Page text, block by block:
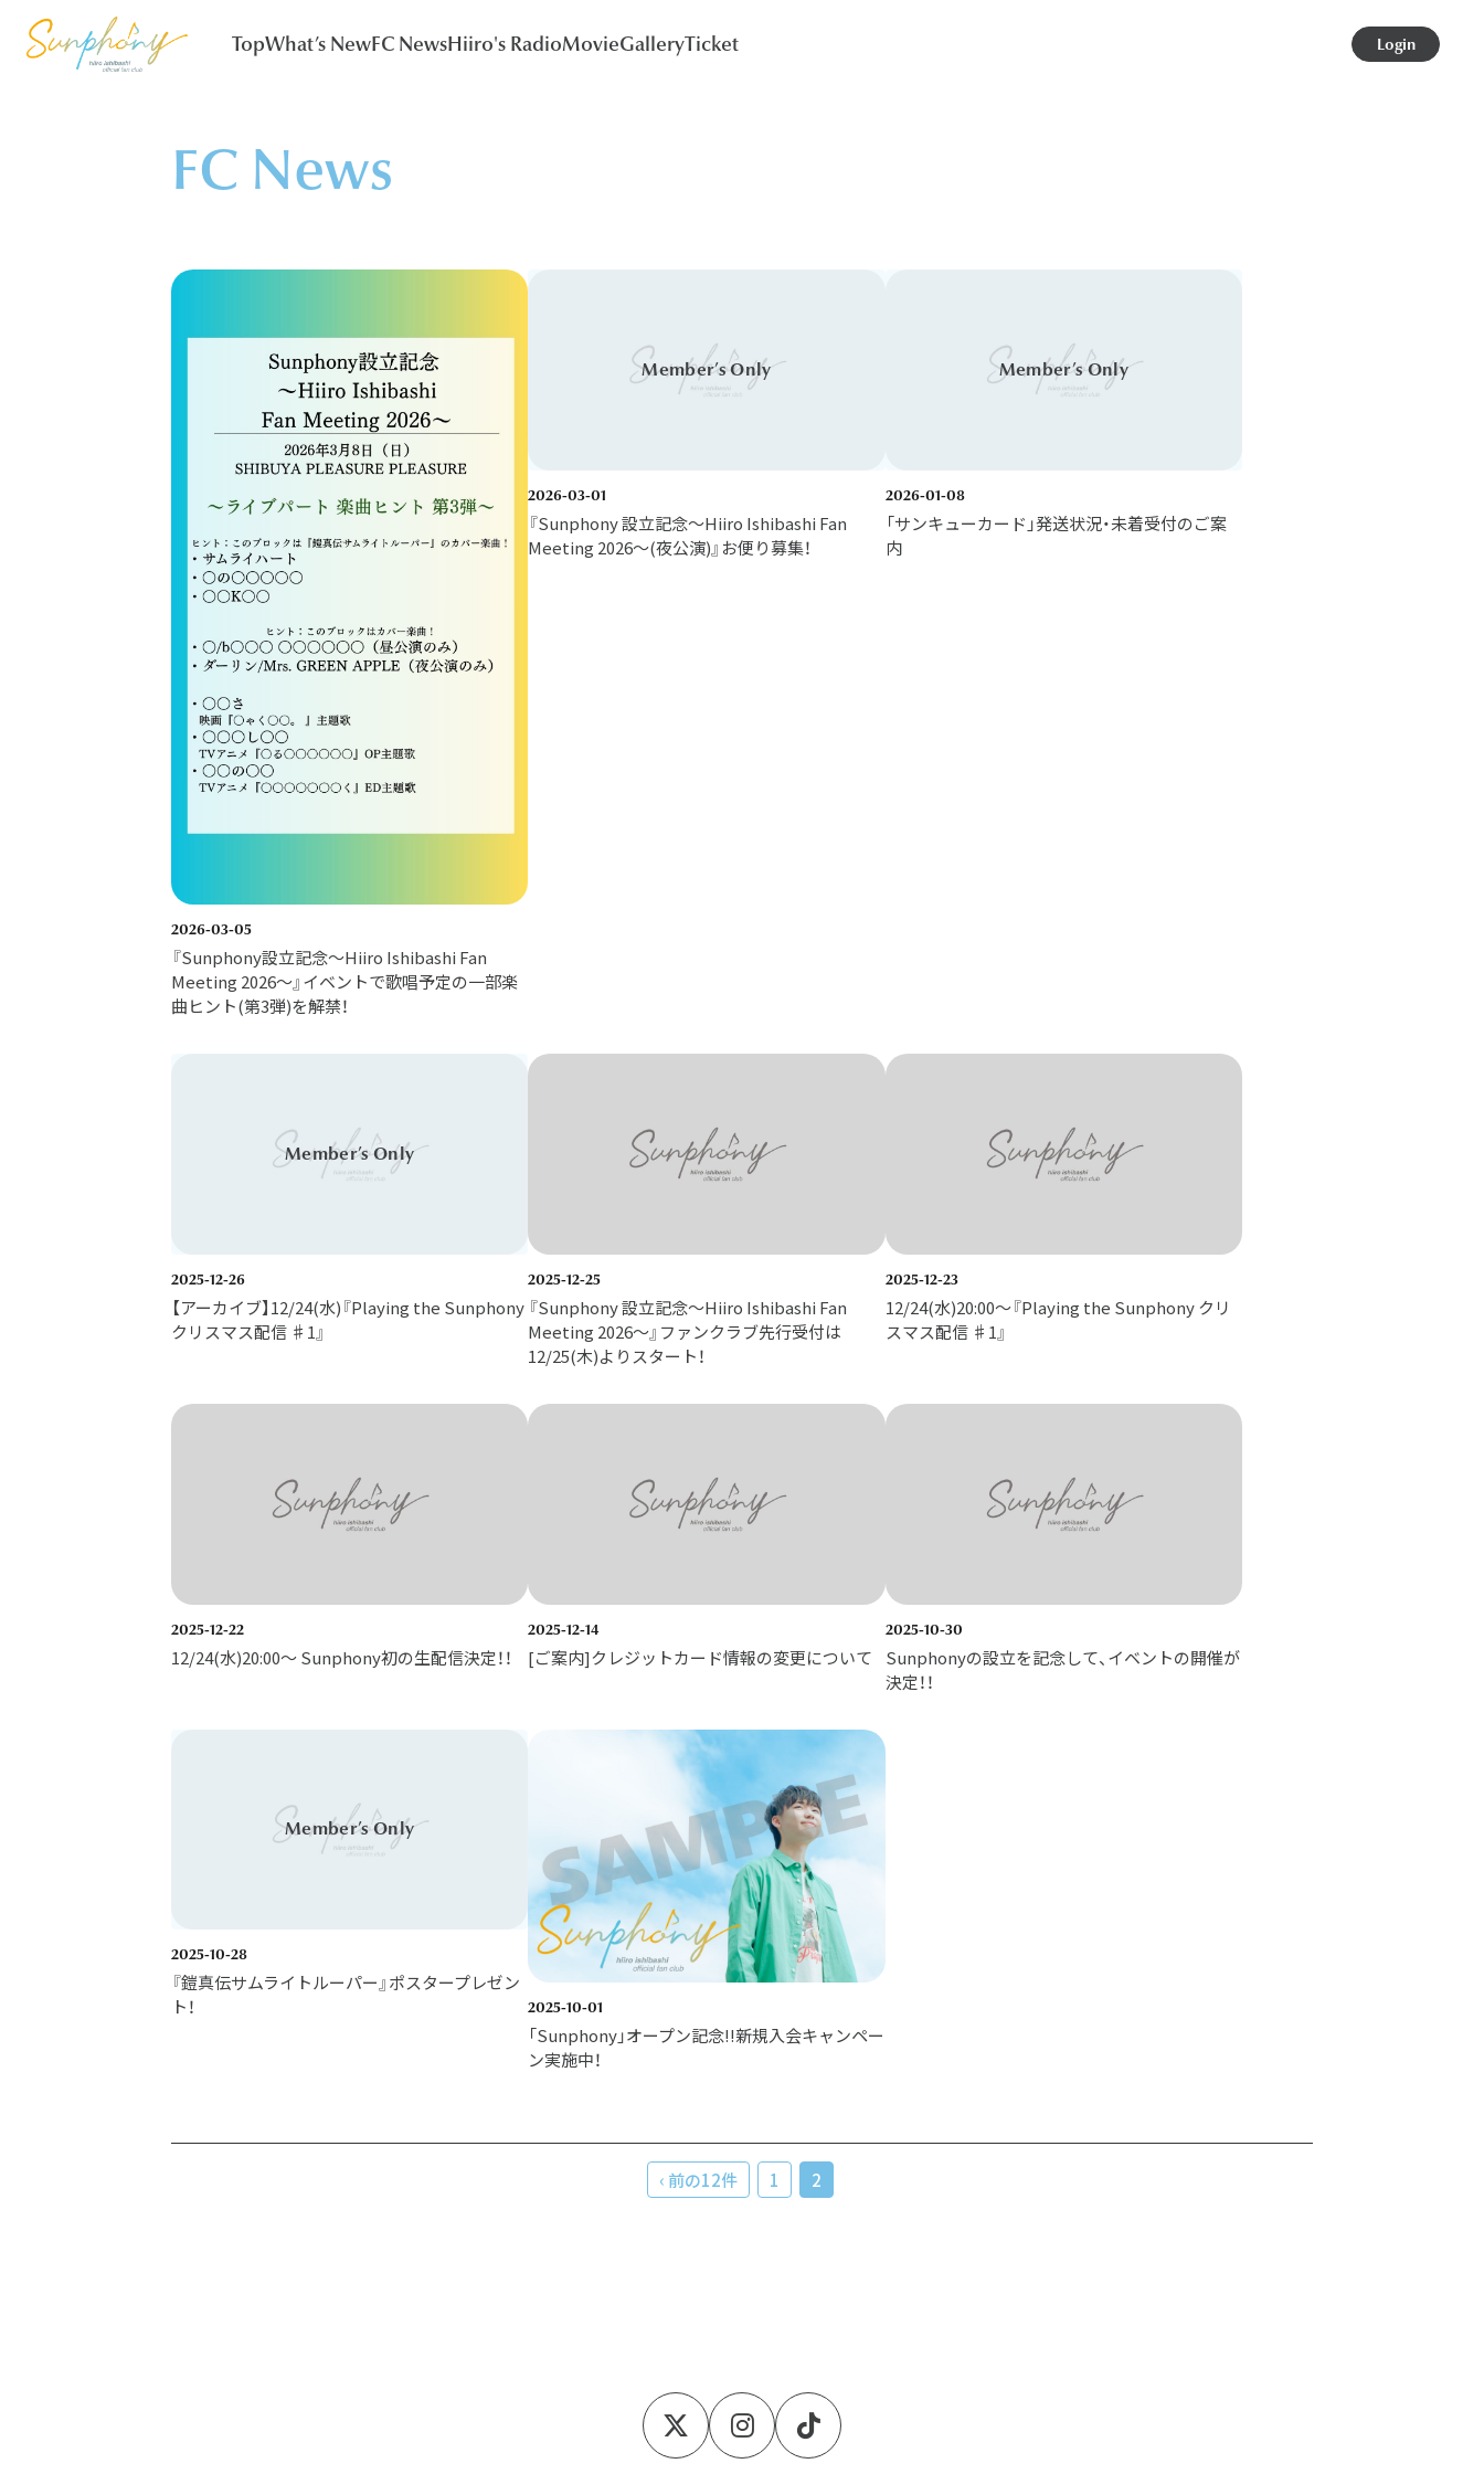
Login
TopWhat’s NewFC NewsHiiro's RadioMovieGalleryTicket
FC News
2026-03-05
『Sunphony設立記念～Hiiro Ishibashi Fan
Meeting 2026～』イベントで歌唱予定の一部楽
曲ヒント(第3弾)を解禁！
2026-03-01
『Sunphony 設立記念〜Hiiro Ishibashi Fan
Meeting 2026〜(夜公演)』お便り募集！
2026-01-08
「サンキューカード」発送状況・未着受付のご案
内
2025-12-26
【アーカイブ】12/24(水)『Playing the Sunphony
クリスマス配信 ♯1』
2025-12-25
『Sunphony 設立記念〜Hiiro Ishibashi Fan
Meeting 2026〜』ファンクラブ先行受付は
12/25(木)よりスタート！
2025-12-23
12/24(水)20:00～『Playing the Sunphony クリ
スマス配信 ♯1』
2025-12-22
12/24(水)20:00～ Sunphony初の生配信決定！！
2025-12-14
[ご案内]クレジットカード情報の変更について
2025-10-30
Sunphonyの設立を記念して、イベントの開催が
決定！！
2025-10-28
『鎧真伝サムライトルーパー』ポスタープレゼン
ト！
2025-10-01
「Sunphony」オープン記念!!新規入会キャンペー
ン実施中！
‹ 前の12件 1 2